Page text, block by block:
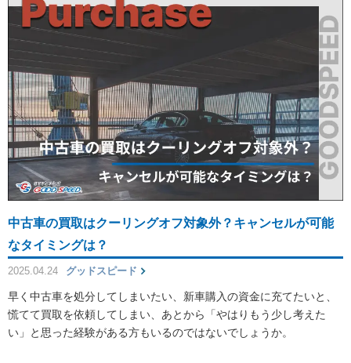
中古車の買取はクーリングオフ対象外？キャンセルが可能
なタイミングは？
2025.04.24 グッドスピード
早く中古車を処分してしまいたい、新車購入の資金に充てたいと、
慌てて買取を依頼してしまい、あとから「やはりもう少し考えた
い」と思った経験がある方もいるのではないでしょうか。